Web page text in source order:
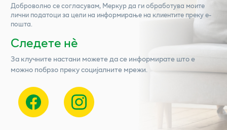
Доброволно се согласувам, Меркурда ги обработува моите
лични податоци за цели на информирање на клиентите преку е-
пошта.
Следете нѐ
За клучните настани можете да се информирате што е
можно побрзо преку социјалните мрежи.